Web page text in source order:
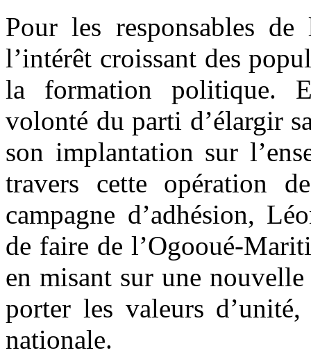
Pour les responsables
l’intérêt croissant des
la formation politique.
volonté du parti d’élargir
son implantation sur
travers cette opération
campagne d’adhésion,
de faire de l’Ogooué-
en misant sur une
porter les valeurs
nationale.